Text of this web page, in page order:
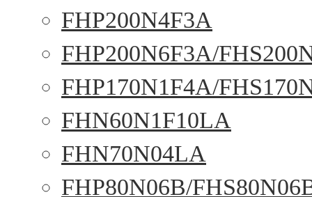
FHP200N4F3A
FHP200N6F3A/
FHP170N1F4A/
FHN60N1F10LA
FHN70N04LA
FHP80N06B/